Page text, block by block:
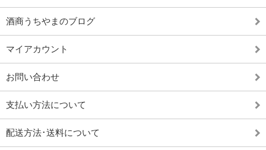
酒商うちやまのブログ
マイアカウント
お問い合わせ
支払い方法について
配送方法･送料について